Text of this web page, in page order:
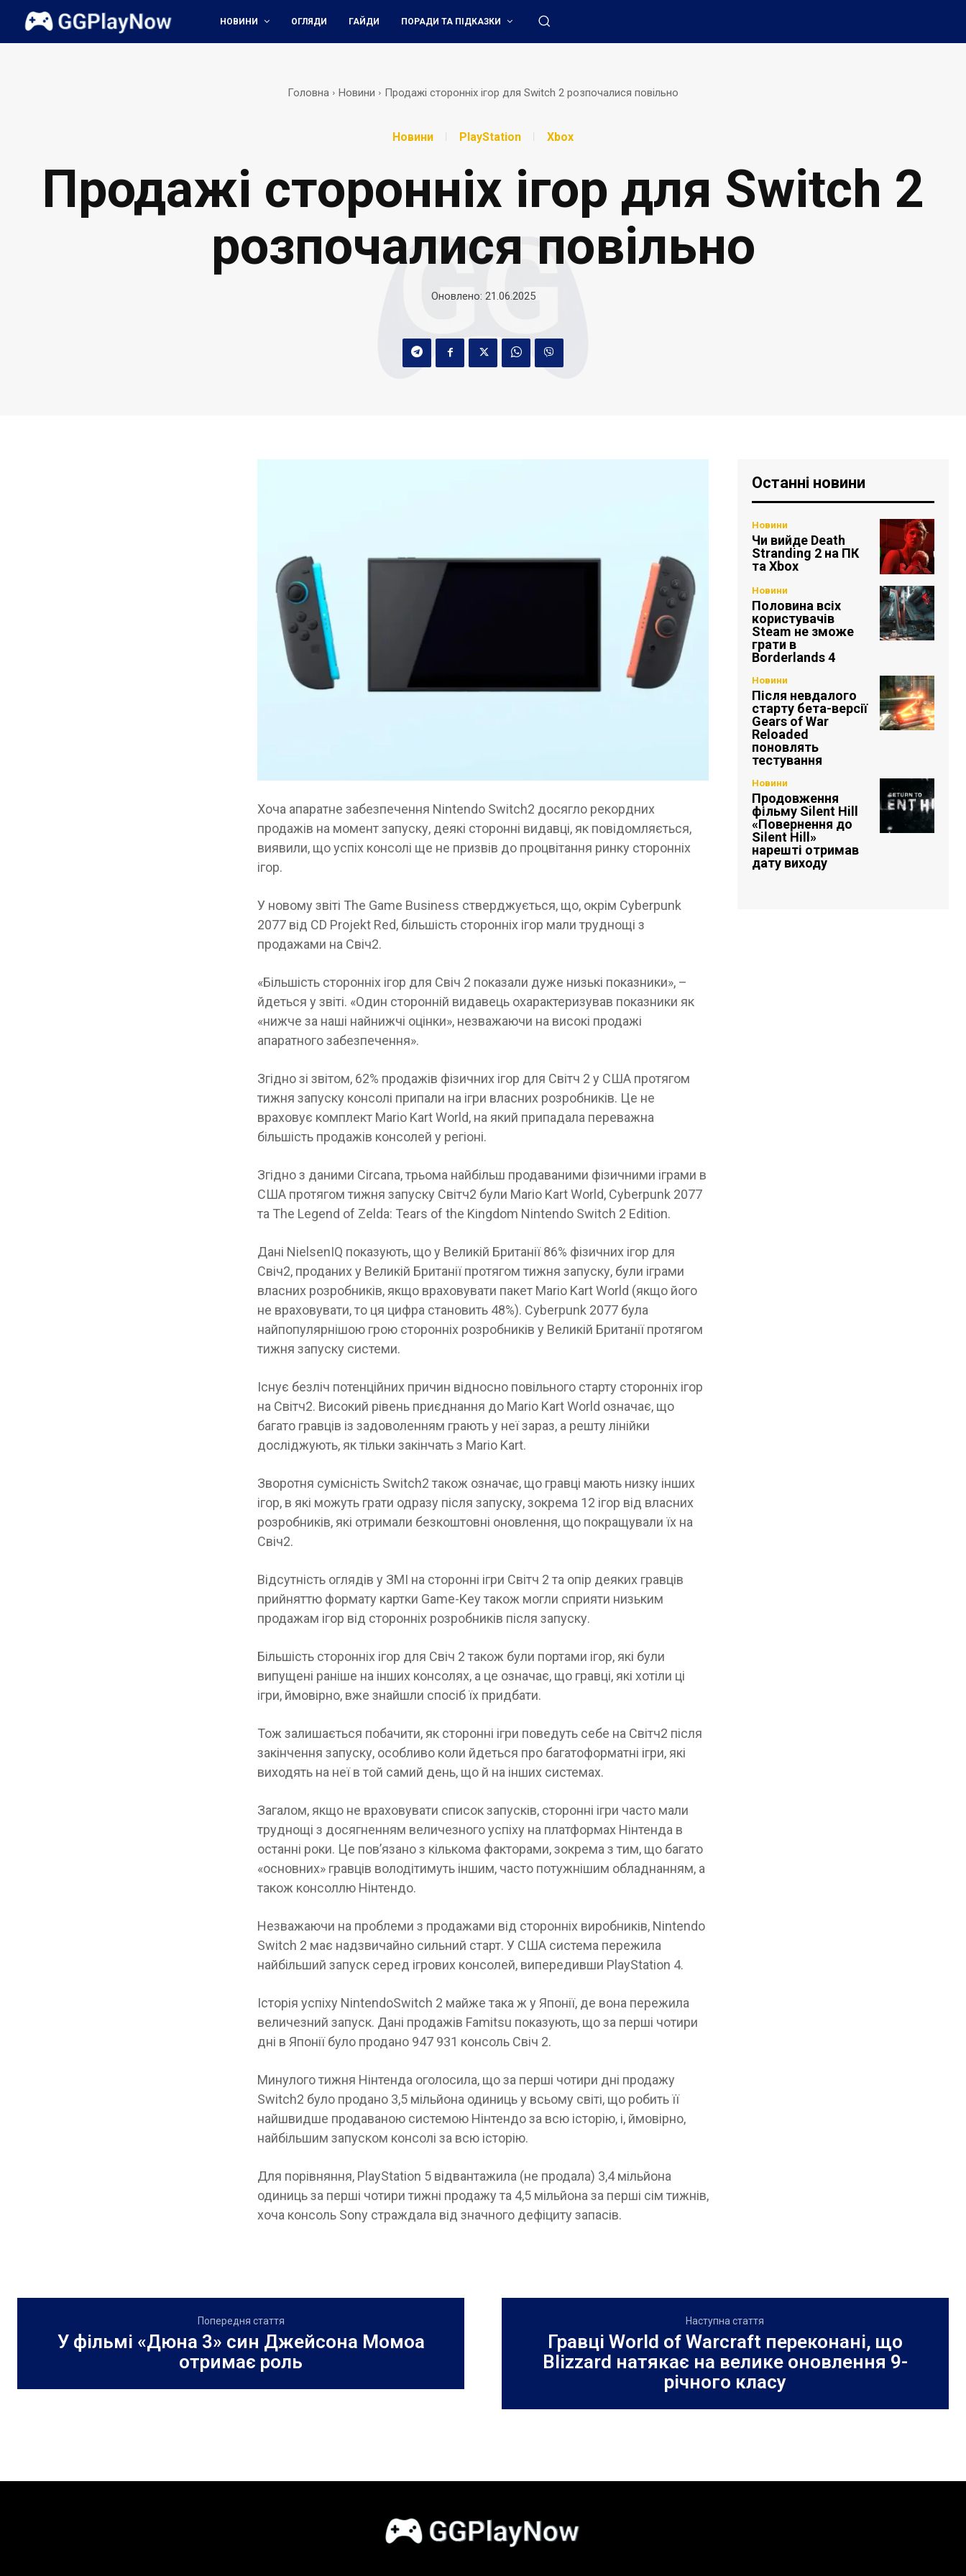
НОВИНИ ОГЛЯДИ ГАЙДИ ПОРАДИ ТА ПІДКАЗКИ
Головна Новини Продажі сторонніх ігор для Switch 2 розпочалися повільно
Новини PlayStation Xbox
Продажі сторонніх ігор для Switch 2
розпочалися повільно
Оновлено: 21.06.2025
Хоча апаратне забезпечення Nintendo Switch2 досягло рекордних
продажів на момент запуску, деякі сторонні видавці, як повідомляється,
виявили, що успіх консолі ще не призвів до процвітання ринку сторонніх
ігор.
У новому звіті The Game Business стверджується, що, окрім Cyberpunk
2077 від CD Projekt Red, більшість сторонніх ігор мали труднощі з
продажами на Свіч2.
«Більшість сторонніх ігор для Свіч 2 показали дуже низькі показники», –
йдеться у звіті. «Один сторонній видавець охарактеризував показники як
«нижче за наші найнижчі оцінки», незважаючи на високі продажі
апаратного забезпечення».
Згідно зі звітом, 62% продажів фізичних ігор для Світч 2 у США протягом
тижня запуску консолі припали на ігри власних розробників. Це не
враховує комплект Mario Kart World, на який припадала переважна
більшість продажів консолей у регіоні.
Згідно з даними Circana, трьома найбільш продаваними фізичними іграми в
США протягом тижня запуску Світч2 були Mario Kart World, Cyberpunk 2077
та The Legend of Zelda: Tears of the Kingdom Nintendo Switch 2 Edition.
Дані NielsenIQ показують, що у Великій Британії 86% фізичних ігор для
Свіч2, проданих у Великій Британії протягом тижня запуску, були іграми
власних розробників, якщо враховувати пакет Mario Kart World (якщо його
не враховувати, то ця цифра становить 48%). Cyberpunk 2077 була
найпопулярнішою грою сторонніх розробників у Великій Британії протягом
тижня запуску системи.
Існує безліч потенційних причин відносно повільного старту сторонніх ігор
на Світч2. Високий рівень приєднання до Mario Kart World означає, що
багато гравців із задоволенням грають у неї зараз, а решту лінійки
досліджують, як тільки закінчать з Mario Kart.
Зворотня сумісність Switch2 також означає, що гравці мають низку інших
ігор, в які можуть грати одразу після запуску, зокрема 12 ігор від власних
розробників, які отримали безкоштовні оновлення, що покращували їх на
Свіч2.
Відсутність оглядів у ЗМІ на сторонні ігри Світч 2 та опір деяких гравців
прийняттю формату картки Game-Key також могли сприяти низьким
продажам ігор від сторонніх розробників після запуску.
Більшість сторонніх ігор для Свіч 2 також були портами ігор, які були
випущені раніше на інших консолях, а це означає, що гравці, які хотіли ці
ігри, ймовірно, вже знайшли спосіб їх придбати.
Тож залишається побачити, як сторонні ігри поведуть себе на Світч2 після
закінчення запуску, особливо коли йдеться про багатоформатні ігри, які
виходять на неї в той самий день, що й на інших системах.
Загалом, якщо не враховувати список запусків, сторонні ігри часто мали
труднощі з досягненням величезного успіху на платформах Нінтенда в
останні роки. Це пов’язано з кількома факторами, зокрема з тим, що багато
«основних» гравців володітимуть іншим, часто потужнішим обладнанням, а
також консоллю Нінтендо.
Незважаючи на проблеми з продажами від сторонніх виробників, Nintendo
Switch 2 має надзвичайно сильний старт. У США система пережила
найбільший запуск серед ігрових консолей, випередивши PlayStation 4.
Історія успіху NintendoSwitch 2 майже така ж у Японії, де вона пережила
величезний запуск. Дані продажів Famitsu показують, що за перші чотири
дні в Японії було продано 947 931 консоль Свіч 2.
Минулого тижня Нінтенда оголосила, що за перші чотири дні продажу
Switch2 було продано 3,5 мільйона одиниць у всьому світі, що робить її
найшвидше продаваною системою Нінтендо за всю історію, і, ймовірно,
найбільшим запуском консолі за всю історію.
Для порівняння, PlayStation 5 відвантажила (не продала) 3,4 мільйона
одиниць за перші чотири тижні продажу та 4,5 мільйона за перші сім тижнів,
хоча консоль Sony страждала від значного дефіциту запасів.
Останні новини
Новини
Чи вийде Death
Stranding 2 на ПК
та Xbox
Новини
Половина всіх
користувачів
Steam не зможе
грати в
Borderlands 4
Новини
Після невдалого
старту бета-версії
Gears of War
Reloaded
поновлять
тестування
Новини
Продовження
фільму Silent Hill
«Повернення до
Silent Hill»
нарешті отримав
дату виходу
Попередня стаття
У фільмі «Дюна 3» син Джейсона Момоа
отримає роль
Наступна стаття
Гравці World of Warcraft переконані, що
Blizzard натякає на велике оновлення 9-
річного класу